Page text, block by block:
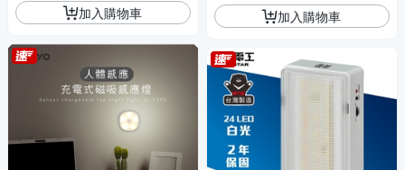
加入購物車 加入購物車